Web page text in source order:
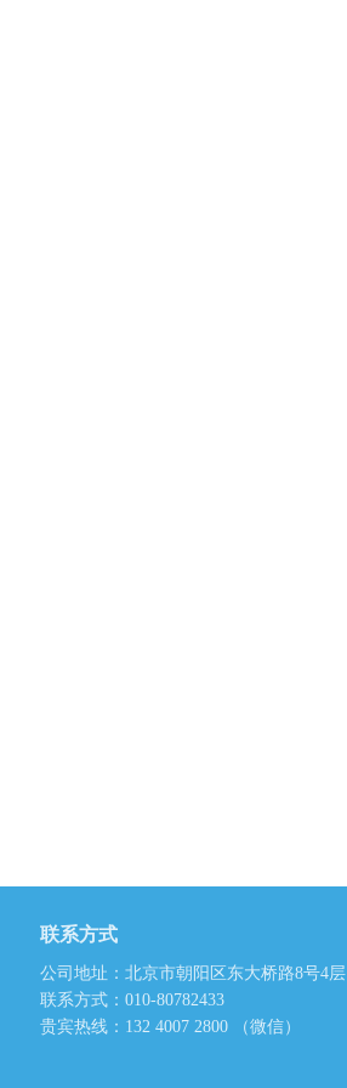
联系方式
公司地址：北京市朝阳区东大桥路8号4层
联系方式：010-80782433
贵宾热线：132 4007 2800 （微信）